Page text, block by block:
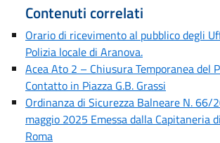
Contenuti correlati
Orario di ricevimento al pubblico degli
Polizia locale di Aranova.
Acea Ato 2 – Chiusura Temporanea del
Contatto in Piazza G.B. Grassi
Ordinanza di Sicurezza Balneare N. 66/
maggio 2025 Emessa dalla Capitaneria
Roma